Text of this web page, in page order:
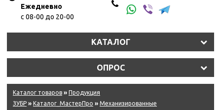
Ежедневно
с 08-00 до 20-00
КАТАЛОГ
ОПРОС
Каталог товаров » Продукция
ЗУБР » Каталог_МастерПро » Механизированные